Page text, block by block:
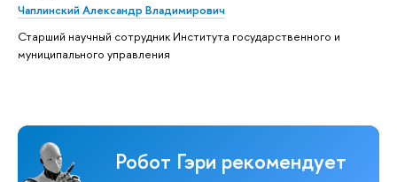
Чаплинский Александр Владимирович
Старший научный сотрудник Института государственного и
муниципального управления
Робот Гэри рекомендует